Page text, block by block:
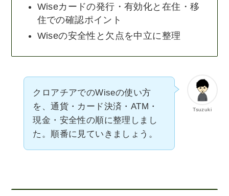
Wiseカードの発行・有効化と在住・移
住での確認ポイント
Wiseの安全性と欠点を中立に整理
Tsuzuki
クロアチアでのWiseの使い方
を、通貨・カード決済・ATM・
現金・安全性の順に整理しまし
た。順番に見ていきましょう。